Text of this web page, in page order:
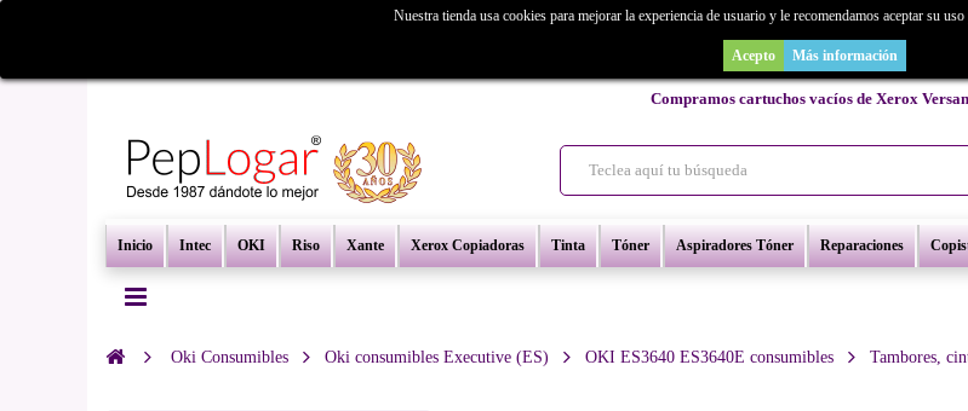
¿Buscas un repuesto de copiadora o buscas una de ocasión y no la
Compramos cartuchos vacíos de Xerox
Inicio Intec OKI Riso Xante Xerox Copiadoras Tinta Tóner Aspiradores Tóner Reparaciones
Nuestra tienda usa cookies para mejorar la experiencia de usuario y le recomendamos aceptar su
Acepto Más información
Oki Consumibles Oki consumibles Executive (ES) OKI ES3640 ES3640E consumibles Tambores,